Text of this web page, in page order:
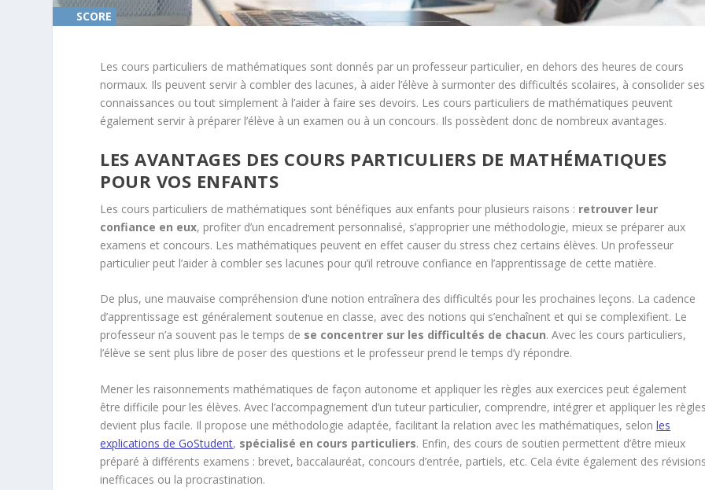
SCORE
Les cours particuliers de mathématiques sont donnés par un professeur particulier, en dehors des heures de cours
normaux. Ils peuvent servir à combler des lacunes, à aider l’élève à surmonter des difficultés scolaires, à consolider ses
connaissances ou tout simplement à l’aider à faire ses devoirs. Les cours particuliers de mathématiques peuvent
également servir à préparer l’élève à un examen ou à un concours. Ils possèdent donc de nombreux avantages.
LES AVANTAGES DES COURS PARTICULIERS DE MATHÉMATIQUES
POUR VOS ENFANTS
Les cours particuliers de mathématiques sont bénéfiques aux enfants pour plusieurs raisons : retrouver leur
confiance en eux, profiter d’un encadrement personnalisé, s’approprier une méthodologie, mieux se préparer aux
examens et concours. Les mathématiques peuvent en effet causer du stress chez certains élèves. Un professeur
particulier peut l’aider à combler ses lacunes pour qu’il retrouve confiance en l’apprentissage de cette matière.
De plus, une mauvaise compréhension d’une notion entraînera des difficultés pour les prochaines leçons. La cadence
d’apprentissage est généralement soutenue en classe, avec des notions qui s’enchaînent et qui se complexifient. Le
professeur n’a souvent pas le temps de se concentrer sur les difficultés de chacun. Avec les cours particuliers,
l’élève se sent plus libre de poser des questions et le professeur prend le temps d’y répondre.
Mener les raisonnements mathématiques de façon autonome et appliquer les règles aux exercices peut également
être difficile pour les élèves. Avec l’accompagnement d’un tuteur particulier, comprendre, intégrer et appliquer les
devient plus facile. Il propose une méthodologie adaptée, facilitant la relation avec les mathématiques, selonles
explications de GoStudent, spécialisé en cours particuliers. Enfin, des cours de soutien permettent d’être mieux
préparé à différents examens : brevet, baccalauréat, concours d’entrée, partiels, etc. Cela évite également des
inefficaces ou la procrastination.